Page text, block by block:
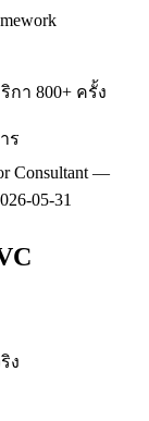
า 800+ ครั้ง
ร
Consultant —
05-31
ง